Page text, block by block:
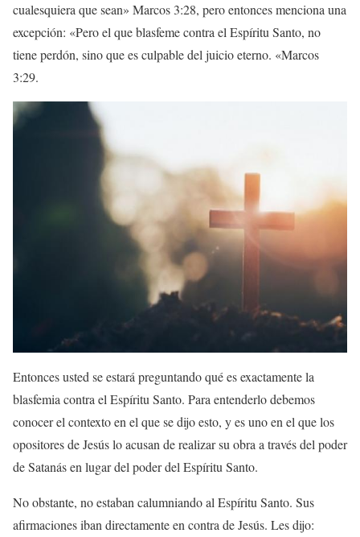
cualesquiera que sean» Marcos 3:28, pero entonces menciona una
excepción: «Pero el que blasfeme contra el Espíritu Santo, no
tiene perdón, sino que es culpable del juicio eterno. «Marcos
3:29.
Entonces usted se estará preguntando qué es exactamente la
blasfemia contra el Espíritu Santo. Para entenderlo debemos
conocer el contexto en el que se dijo esto, y es uno en el que los
opositores de Jesús lo acusan de realizar su obra a través del poder
de Satanás en lugar del poder del Espíritu Santo.
No obstante, no estaban calumniando al Espíritu Santo. Sus
afirmaciones iban directamente en contra de Jesús. Les dijo: